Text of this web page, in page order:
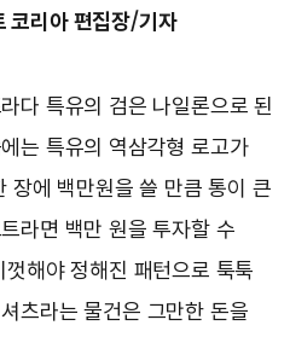
코리아 편집장/기자
다 특유의 검은 나일론으로 된
는 특유의 역삼각형 로고가
장에 백만원을 쓸 만큼 통이 큰
라면 백만 원을 투자할 수
해야 정해진 패턴으로 툭툭
츠라는 물건은 그만한 돈을